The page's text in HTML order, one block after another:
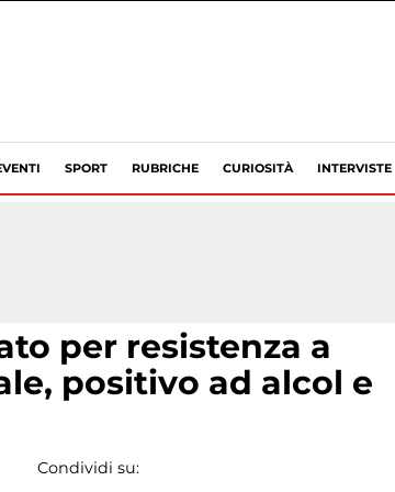
SPORT RUBRICHE CURIOSITÀ INTERVISTE
per resistenza a
positivo ad alcol e
Condividi su: